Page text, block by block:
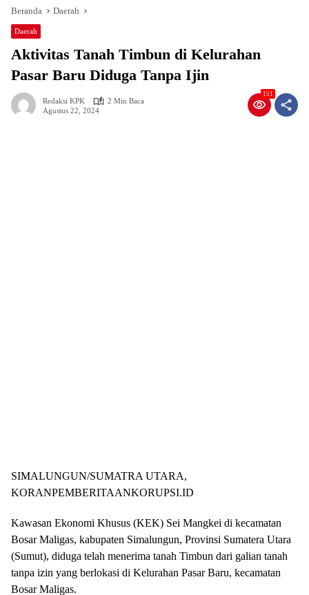
Beranda Daerah
Daerah
Aktivitas Tanah Timbun di Kelurahan
Pasar Baru Diduga Tanpa Ijin
Redaksi KPK
2 Min Baca
Agustus 22, 2024
151
SIMALUNGUN/SUMATRA UTARA,
KORANPEMBERITAANKORUPSI.ID
Kawasan Ekonomi Khusus (KEK) Sei Mangkei di kecamatan
Bosar Maligas, kabupaten Simalungun, Provinsi Sumatera Utara
(Sumut), diduga telah menerima tanah Timbun dari galian tanah
tanpa izin yang berlokasi di Kelurahan Pasar Baru, kecamatan
Bosar Maligas.